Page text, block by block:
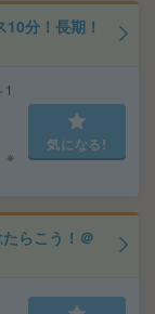
分！長期！
※
気になる!
らこう！＠